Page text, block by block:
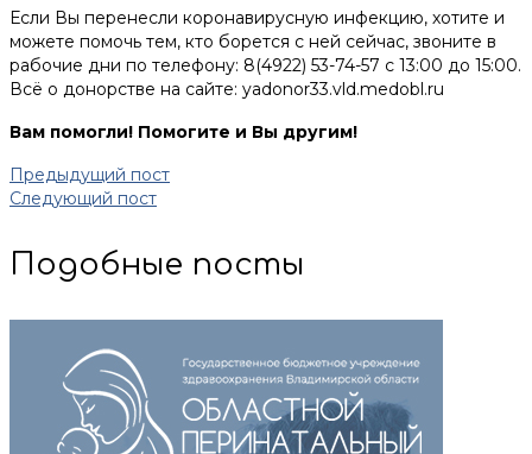
Если Вы перенесли коронавирусную инфекцию, хотите и
можете помочь тем, кто борется с ней сейчас, звоните в
рабочие дни по телефону: 8(4922) 53-74-57 с 13:00 до 15:00.
Всё о донорстве на сайте: yadonor33.vld.medobl.ru
Вам помогли! Помогите и Вы другим!
Предыдущий пост
Следующий пост
Подобные посты